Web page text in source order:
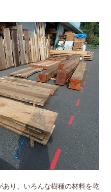
り、いろんな樹種の材料を乾